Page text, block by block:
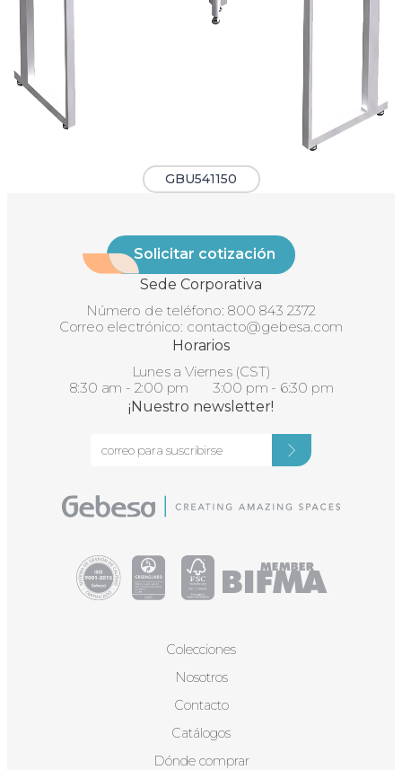
GBU541150
Solicitar cotización
Sede Corporativa
Número de teléfono: 800 843 2372
Correo electrónico: contacto@gebesa.com
Horarios
Lunes a Viernes (CST)
8:30 am - 2:00 pm 3:00 pm - 6:30 pm
¡Nuestro newsletter!
Colecciones
Nosotros
Contacto
Catálogos
Dónde comprar